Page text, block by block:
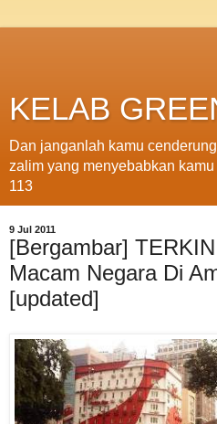
KELAB
Dan janganlah kamu
zalim yang menyebabkan
113
9 Jul 2011
[Bergambar]
Macam Negara Di
[updated]